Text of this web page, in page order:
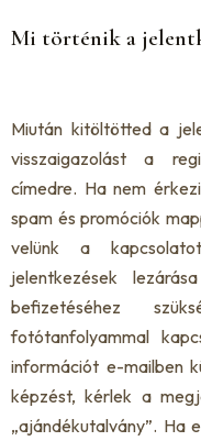
Mi történik a
Miután kitöltötted a
visszaigazolást a
címedre. Ha nem
spam és promóciók
velünk a
jelentkezések
befizetéséhez
fotótanfolyammal
információt e-mailben
képzést, kérlek a
„ajándékutalvány”. Ha